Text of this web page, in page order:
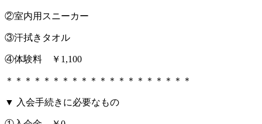
②室内用スニーカー
③汗拭きタオル
④体験料 ￥1,100
＊＊＊＊＊＊＊＊＊＊＊＊＊＊＊＊＊＊＊＊
▼ 入会手続きに必要なもの